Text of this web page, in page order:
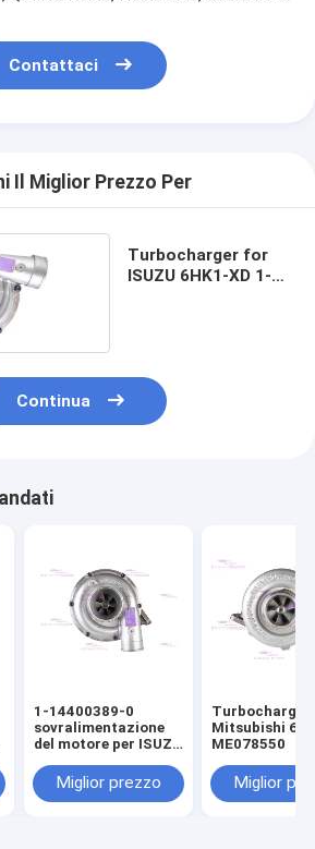
Contattaci
Il Miglior Prezzo Per
Turbocharger for
ISUZU 6HK1-XD 1-
Continua
1-14400389-0
sovralimentazione
del motore per ISUZU
Miglior prezzo
Turbocharger
Mitsubishi
ME078550
Miglior